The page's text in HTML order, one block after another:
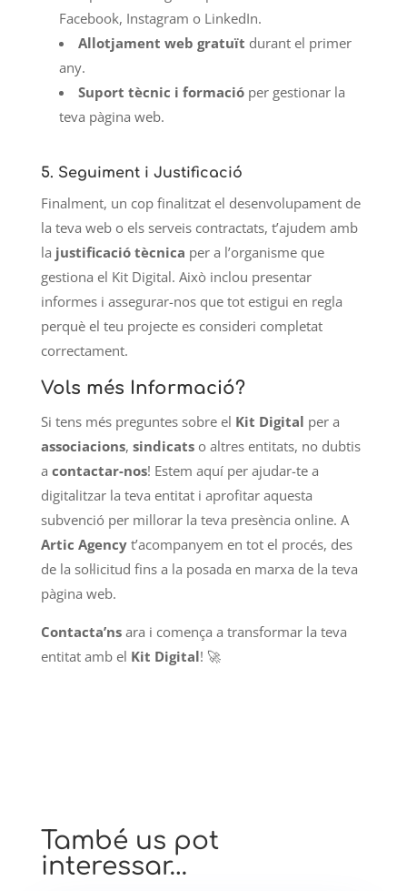
Facebook, Instagram o LinkedIn.
Allotjament web gratuït durant el primer
any.
Suport tècnic i formacióper gestionar la
teva pàgina web.
5. Seguiment i Justificació
Finalment, un cop finalitzat el desenvolupament de
la teva web o els serveis contractats, t’ajudem amb
la justificació tècnica per a l’organisme que
gestiona el Kit Digital. Això inclou presentar
informes i assegurar-nos que tot estigui en regla
perquè el teu projecte es consideri completat
correctament.
Vols més Informació?
Si tens més preguntes sobre el Kit Digital per a
associacions, sindicatso altres entitats, no dubtis
a contactar-nos! Estem aquí per ajudar-te a
digitalitzar la teva entitat i aprofitar aquesta
subvenció per millorar la teva presència online. A
Artic Agencyt’acompanyem en tot el procés, des
de la sol·licitud fins a la posada en marxa de la teva
pàgina web.
Contacta’nsara i comença a transformar la teva
entitat amb el Kit Digital! 🚀
També us pot
interessar…